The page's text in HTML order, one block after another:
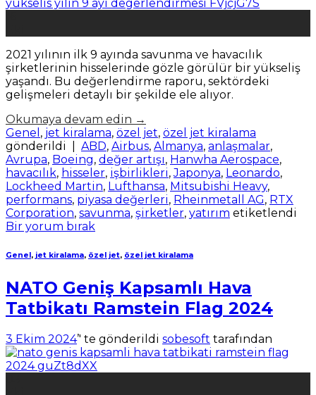
2021 yılının ilk 9 ayında savunma ve havacılık
şirketlerinin hisselerinde gözle görülür bir yükseliş
yaşandı. Bu değerlendirme raporu, sektördeki
gelişmeleri detaylı bir şekilde ele alıyor.
Okumaya devam edin →
Genel , jet kiralama, özel jet, özel jet kiralama
gönderildi
ABD, Airbus, Almanya, anlaşmalar,
Avrupa, Boeing, değer artışı, Hanwha Aerospace,
havacılık, hisseler, işbirlikleri,Japonya, Leonardo,
Lockheed Martin, Lufthansa, Mitsubishi Heavy,
performans, piyasa değerleri, Rheinmetall AG, RTX
Corporation, savunma, şirketler, yatırım etiketlendi
Bir yorum bırak
Genel, jet kiralama, özel jet, özel jet kiralama
NATO Geniş Kapsamlı Hava
Tatbikatı Ramstein Flag 2024
3 Ekim 2024’' te gönderildi sobesoft tarafından